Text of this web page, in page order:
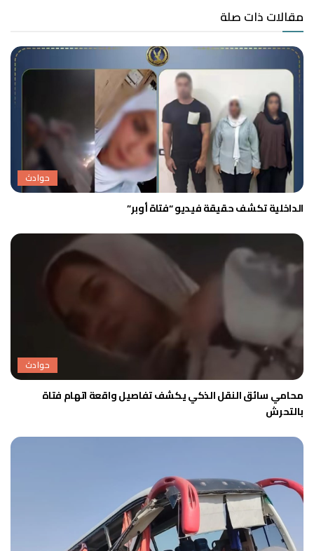
مقالات ذات صلة
حوادث
الداخلية تكشف حقيقة فيديو “فتاة أوبر”
حوادث
محامي سائق النقل الذكي يكشف تفاصيل واقعة اتهام فتاة
بالتحرش